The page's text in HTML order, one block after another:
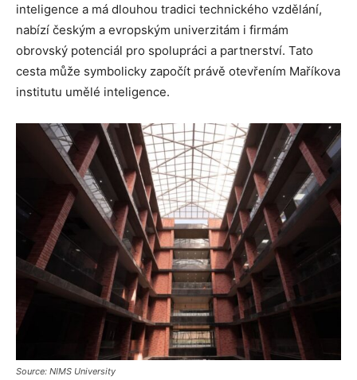
inteligence a má dlouhou tradici technického vzdělání,
nabízí českým a evropským univerzitám i firmám
obrovský potenciál pro spolupráci a partnerství. Tato
cesta může symbolicky započít právě otevřením Maříkova
institutu umělé inteligence.
Source: NIMS University